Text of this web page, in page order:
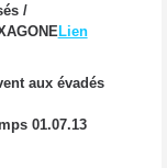
/
Lien
aux évadés
01.07.13